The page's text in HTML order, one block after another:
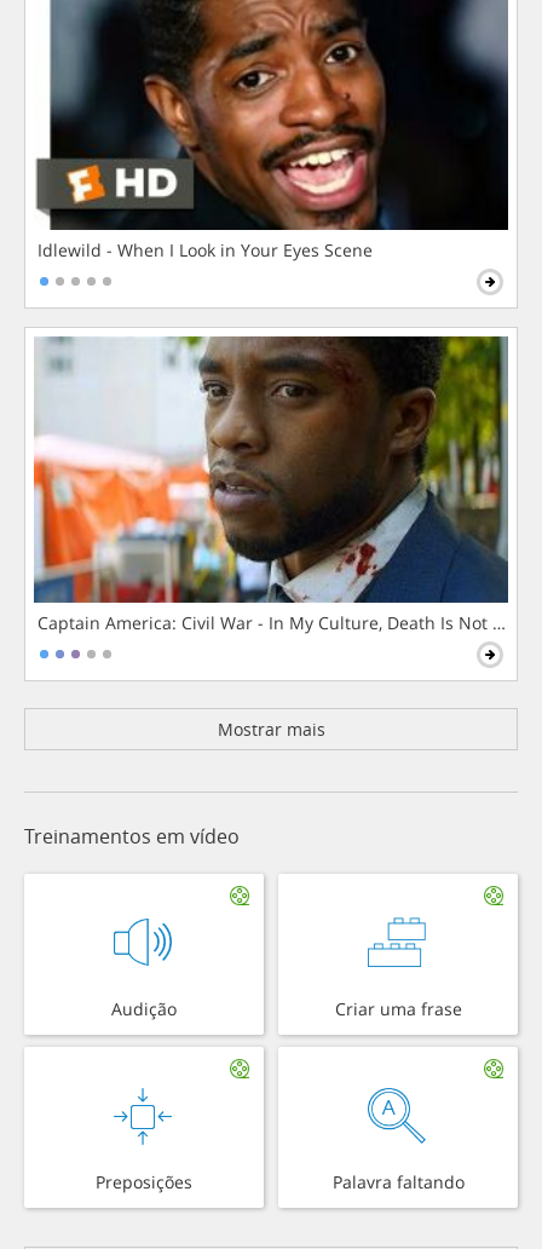
Idlewild - When I Look in Your Eyes Scene
Captain America: Civil War - In My Culture, Death Is Not The
Mostrar mais
Treinamentos em vídeo
Audição Criar uma frase
Preposições Palavra faltando